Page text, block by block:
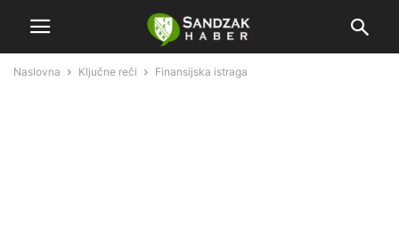
Naslovna Ključne reči Finansijska istraga